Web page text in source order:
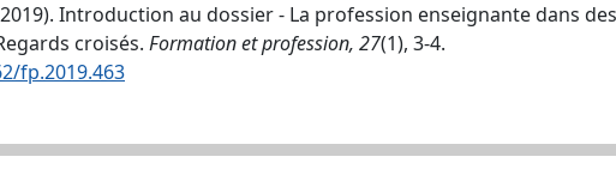
Introduction au dossier - La profession enseignante dans
croisés. Formation et profession, 27(1), 3-4.
fp.2019.463